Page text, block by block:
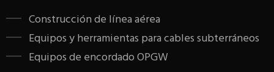
Construcción de línea aérea
Equipos y herramientas para cables subterráneos
Equipos de encordado OPGW